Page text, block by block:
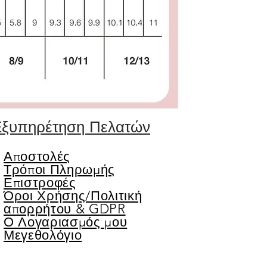
Πελατών
Αποστολές
Τρόποι Πληρωμής
Επιστροφές
Όροι Χρήσης/Πολιτική
απορρήτου & GDPR
Ο Λογαριασμός μου
Μεγεθολόγιο